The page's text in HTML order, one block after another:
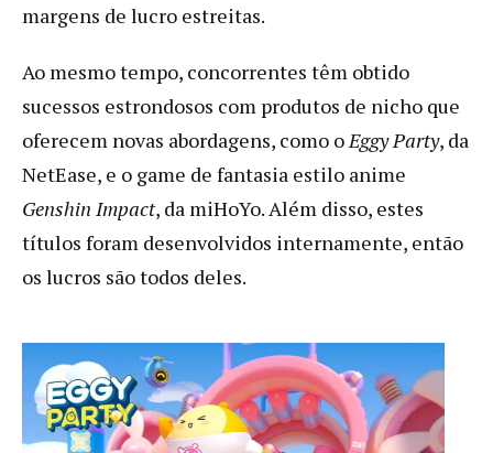
margens de lucro estreitas.
Ao mesmo tempo, concorrentes têm obtido
sucessos estrondosos com produtos de nicho que
oferecem novas abordagens, como oEggy Party, da
NetEase, e o game de fantasia estilo anime
Genshin Impact, da miHoYo. Além disso, estes
títulos foram desenvolvidos internamente, então
os lucros são todos deles.